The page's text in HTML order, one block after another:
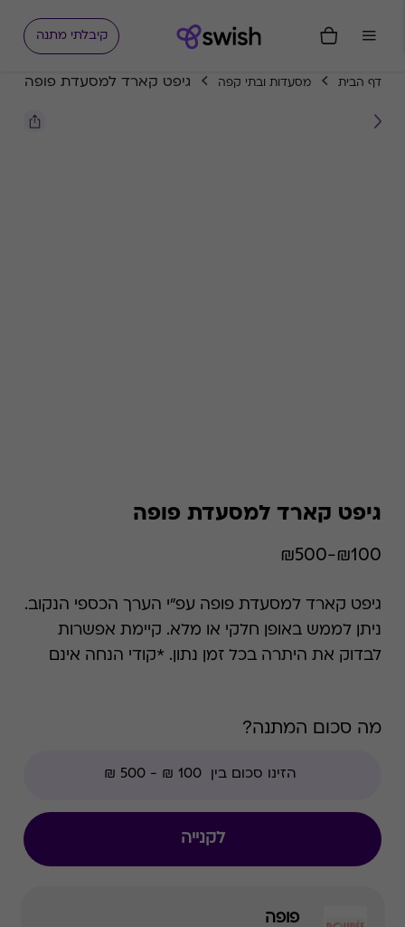
קיבלתי מתנה
דף הבית מסעדות ובתי קפה גיפט קארד למסעדת פופה
גיפט קארד למסעדת פופה
₪100-₪500
גיפט קארד למסעדת פופה עפ"י הערך הכספי הנקוב.
ניתן לממש באופן חלקי או מלא. קיימת אפשרות
לבדוק את היתרה בכל זמן נתון. *קודי הנחה אינם
מה סכום המתנה?
לקנייה
פופה